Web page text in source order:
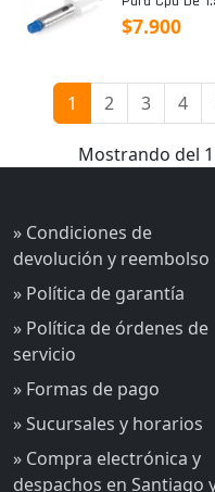
$7.900
1 2 3 4
Mostrando del
» Condiciones de
devolución y reembolso
» Política de garantía
» Política de órdenes de
servicio
» Formas de pago
» Sucursales y horarios
» Compra electrónica y
despachos en Santiago